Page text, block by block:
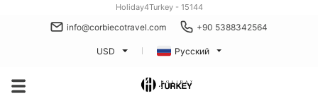
Holiday4Turkey - 15144
info@corbiecotravel.com +90 5388342564
USD Русский